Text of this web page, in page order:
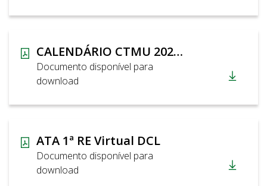
CALENDÁRIO CTMU 2026 DCL
Documento disponível para
download
ATA 1ª RE Virtual DCL
Documento disponível para
download